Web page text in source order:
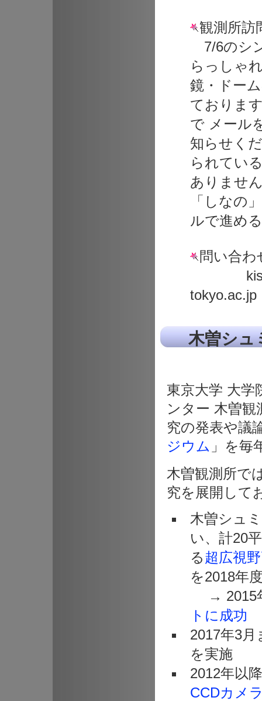
観測所訪
7/6のシ
らっしゃ
鏡・ドー
ておりま
で メール
知らせく
られてい
ありませ
「しなの
ルで進め
問い合わ
tokyo.ac.jp
木曽シュ
東京大学 大学
ンター 木曽
究の発表や議
ジウム 」を毎
木曽観測所で
究を展開して
木曽シュ
い、計20
る超広視
を2018年
→ 2015
トに成功
2017年3
を実施
2012年以
CCDカメ